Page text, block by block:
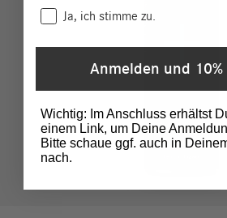
ConsentJa, ich stimme zu.
Anmelden und 10%
Wichtig: Im Anschluss erhältst
einem Link, um Deine
Bitte schaue ggf. auch in
nach.